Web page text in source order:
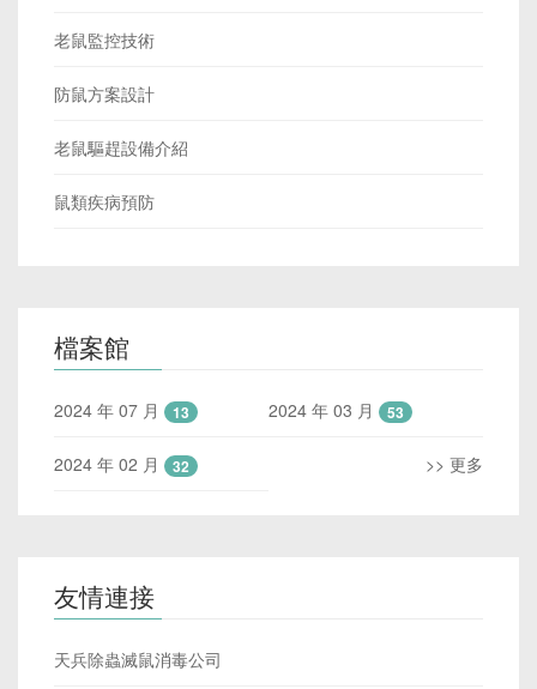
老鼠監控技術
防鼠方案設計
老鼠驅趕設備介紹
鼠類疾病預防
檔案館
2024 年 07 月 13 2024 年 03 月 53
2024 年 02 月 32 >> 更多
友情連接
天兵除蟲滅鼠消毒公司